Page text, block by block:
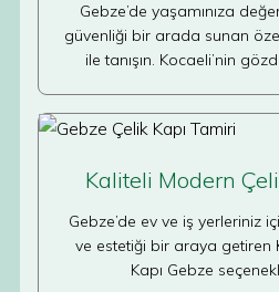
Gebze’de yaşamınıza
güvenliği bir arada sunan
ile tanışın. Kocaeli’nin
Kaliteli Modern
Gebze’de ev ve iş yerleriniz
ve estetiği bir araya getiren
Kapı Gebze